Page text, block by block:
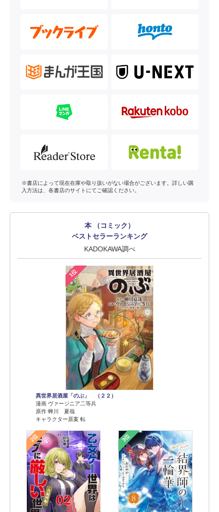
※書店によって現在在庫や取り扱いがない場合がございます。詳しい購
入方法は、各書店のサイトにてご確認ください。
本 （コミック）
ベストセラーランキング
KADOKAWA調べ
1位
異世界居酒屋「のぶ」 （２２）
漫画 ヴァージニア二等兵
原作 蝉川 夏哉
キャラクター原案 転
2位 3位